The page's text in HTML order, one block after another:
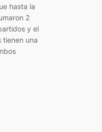
hasta la
2
y el
tienen una